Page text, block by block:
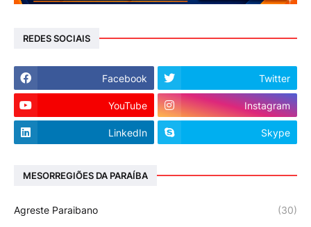
REDES SOCIAIS
Facebook Twitter
YouTube Instagram
LinkedIn Skype
MESORREGIÕES DA PARAÍBA
Agreste Paraibano (30)